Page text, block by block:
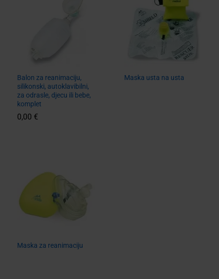
Balon za reanimaciju,
silikonski, autoklavibilni,
za odrasle, djecu ili bebe,
komplet
0,00 €
Maska usta na usta
Maska za reanimaciju